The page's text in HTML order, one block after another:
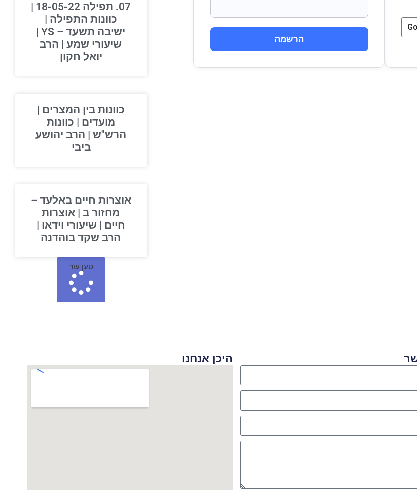
הרשמה
07. תפילה 18-05-22 |
כוונות התפילה |
ישיבה תשעד – YS |
שיעורי שמע | הרב
יואל חקון
כוונות בין המצרים |
מועדים | כוונות
הרש"ש | הרב יהושע
ביבי
אוצרות חיים באלעד –
מחזור ב | אוצרות
חיים | שיעורי וידאו |
הרב שקד בוהדנה
טען עוד
היכן אנחנו